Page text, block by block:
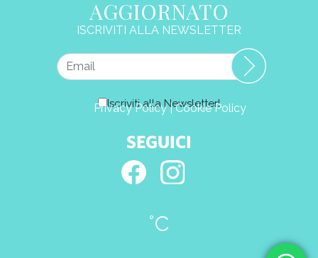
AGGIORNATO
ISCRIVITI ALLA NEWSLETTER
Iscriviti alla Newsletter!
Privacy Policy | Cookie Policy
SEGUICI
°C